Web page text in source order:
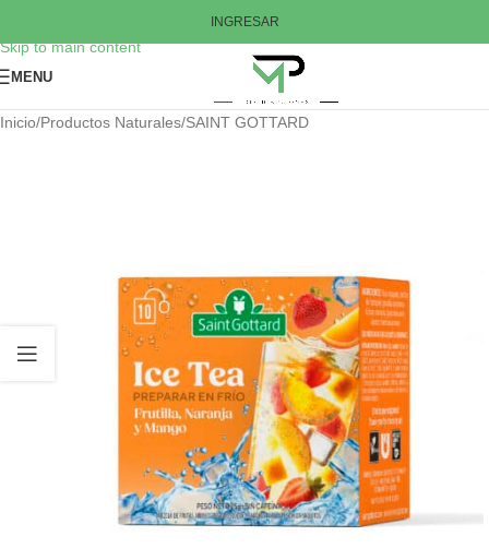
Skip to main content
INGRESAR
MENU
Inicio/Productos Naturales/SAINT GOTTARD